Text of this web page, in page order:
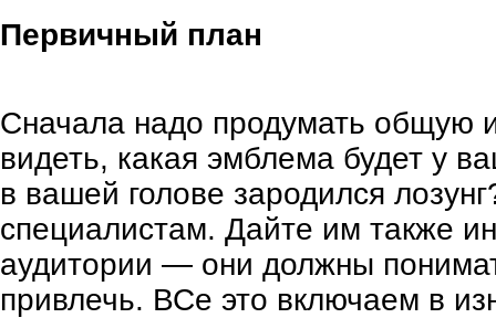
Первичный план
Сначала надо продумать общую
видеть, какая эмблема будет у
в вашей голове зародился
специалистам. Дайте им также
аудитории — они должны
привлечь. ВСе это включаем в